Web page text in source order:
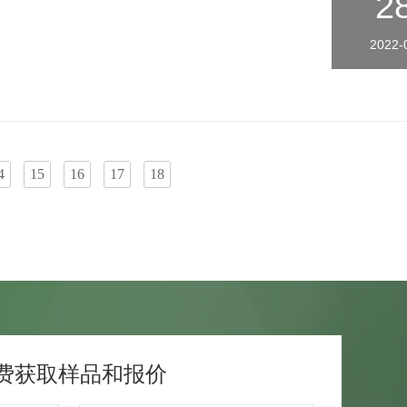
2022-
15 16 17 18
获取样品和报价